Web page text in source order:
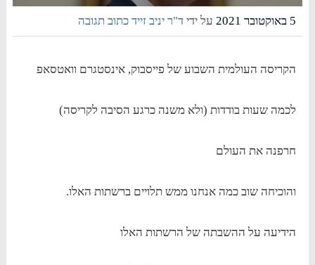
5 באוקטובר 2021 על ידיד"ר יניב זייד כתוב תגובה
הקריסה העולמית השבוע של פייסבוק, אינסטגרם וואטסאפ
לכמה שעות בודדות (ולא משנה כרגע הסיבה לקריסה)
חרפנה את העולם
והוכיחה שוב כמה אנחנו ממש תלויים ברשתות האלו.
הידיעה על ההשבתה של הרשתות האלו